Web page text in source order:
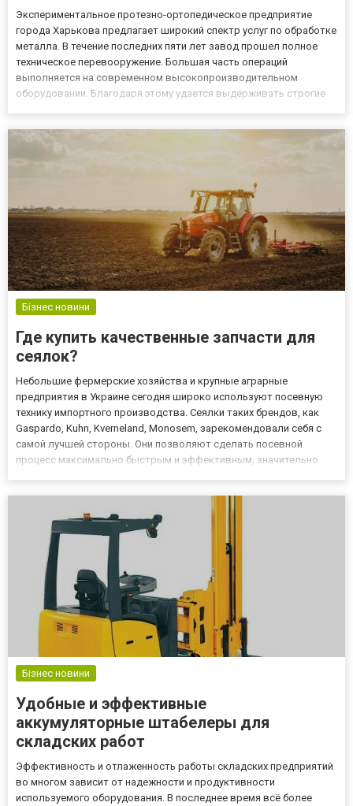
Экспериментальное протезно-ортопедическое предприятие
города Харькова предлагает широкий спектр услуг по обработке
металла. В течение последних пяти лет завод прошел полное
техническое перевооружение. Большая часть операций
выполняется на современном высокопроизводительном
оборудовании. Благодаря этому удается выдерживать строгие
Харькове являетс...
Бізнес новини
Где купить качественные запчасти для
сеялок?
Небольшие фермерские хозяйства и крупные аграрные
предприятия в Украине сегодня широко используют посевную
технику импортного производства. Сеялки таких брендов, как
Gaspardo, Kuhn, Kverneland, Monosem, зарекомендовали себя с
самой лучшей стороны. Они позволяют сделать посевной
процесс максимально быстрым и эффективным, значительно
Бізнес новини
Удобные и эффективные
аккумуляторные штабелеры для
складских работ
Эффективность и отлаженность работы складских предприятий
во многом зависит от надежности и продуктивности
используемого оборудования. В последнее время всё более